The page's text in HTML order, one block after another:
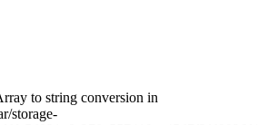
to string conversion in
storage-